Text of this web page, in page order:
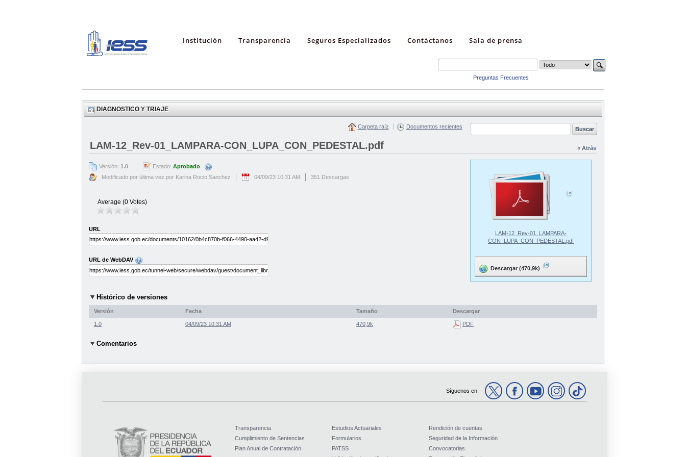
Institución Transparencia Seguros Especializados Contáctanos Sala de prensa
Preguntas Frecuentes
DIAGNOSTICO Y TRIAJE
Carpeta raíz Documentos recientes
« Atrás
LAM-12_Rev-01_LAMPARA-CON_LUPA_CON_PEDESTAL.pdf
Versión: 1.0 Estado: Aprobado
Modificado por última vez por Karina Rocio Sanchez
04/09/23 10:31 AM 351 Descargas
Average (0 Votes)
URL
URL de WebDAV
LAM-12_Rev-01_LAMPARA-
CON_LUPA_CON_PEDESTAL.pdf
Descargar (470,9k)
Histórico de versiones
Versión Fecha Tamaño Descargar
1.0 04/09/23 10:31 AM 470,9k PDF
Comentarios
Síguenos en:
Transparencia
Cumplimiento de Sentencias
Plan Anual de Contratación
Estudios Actuariales
Formularios
PATSS
Rendición de cuentas
Seguridad de la Información
Convocatorias